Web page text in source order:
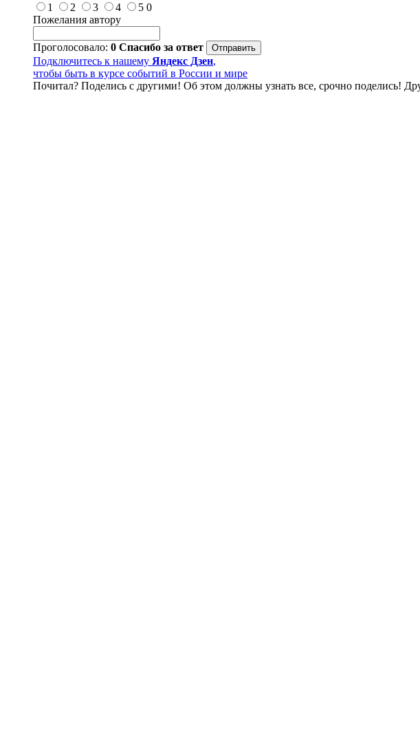
1
2 3 4 5 0
Пожелания автору
Проголосовало: 0 Спасибо за ответ
Подключитесь к нашему Яндекс Дзен,
чтобы быть в курсе событий в России и мире
Почитал? Поделись с другими! Об этом должны узнать все, срочно поделись!